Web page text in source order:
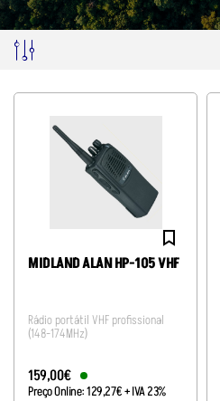
MIDLAND ALAN HP-105 VHF
Rádio portátil VHF profissional
(148-174MHz)
159,00€
Preço Online:129,27€+ IVA 23%